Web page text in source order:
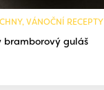
VÁNOČNÍ RECEPTY
bramborový guláš